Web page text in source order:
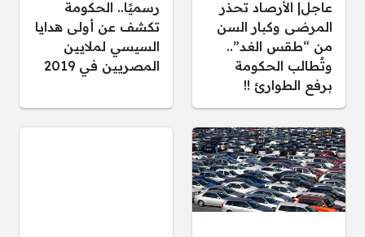
عاجل| الأرصاد تحذر
المرضى وكبار السن
من “طقس الغد”..
وتٌطالب الحكومة
برفع الطوارئ !!
رسميًا.. الحكومة
تكشف عن أولى هدايا
السيسي لملايين
المصريين في 2019